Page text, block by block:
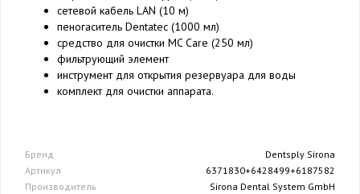
сетевой кабель LAN (10 м)
пеногаситель Dentatec (1000 мл)
средство для очистки MC Care (250 мл)
фильтрующий элемент
инструмент для открытия резервуара для воды
комплект для очистки аппарата.
Бренд
Dentsply Sirona
Артикул
6371830+6428499+6187582
Производитель
Sirona Dental System GmbH